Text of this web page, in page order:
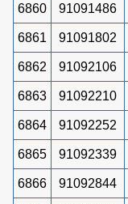
6860 91091486
6861 91091802
6862 91092106
6863 91092210
6864 91092252
6865 91092339
6866 91092844